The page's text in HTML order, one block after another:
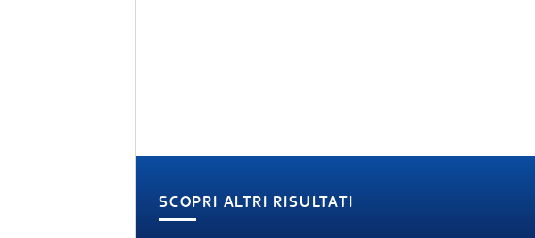
SCOPRI ALTRI RISULTATI